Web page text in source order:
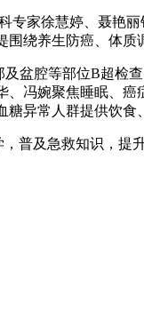
家徐慧婷、聂艳
绕养生防癌、体
盆腔等部位B超检
冯婉聚焦睡眠、
异常人群提供饮食
普及急救知识，提